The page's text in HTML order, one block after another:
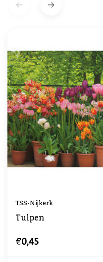
TSS-Nijkerk
Tulpen
€0,45